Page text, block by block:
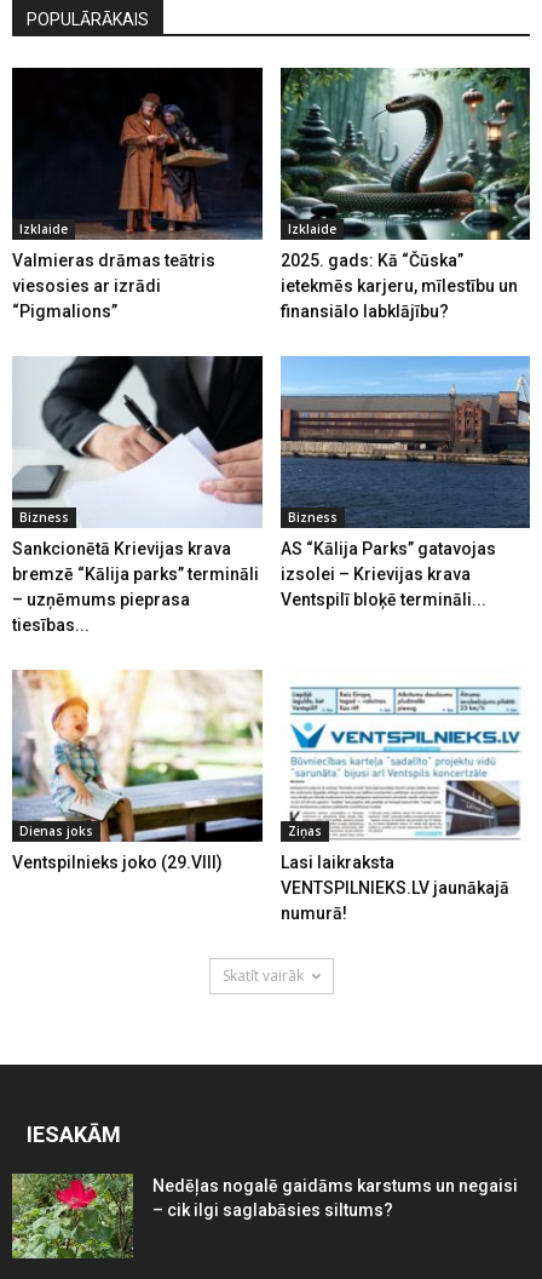
POPULĀRĀKAIS
Izklaide
Valmieras drāmas teātris
viesosies ar izrādi
“Pigmalions”
Izklaide
2025. gads: Kā “Čūska”
ietekmēs karjeru, mīlestību un
finansiālo labklājību?
Bizness
Sankcionētā Krievijas krava
bremzē “Kālija parks” termināli
– uzņēmums pieprasa
tiesības...
Bizness
AS “Kālija Parks” gatavojas
izsolei – Krievijas krava
Ventspilī bloķē termināli...
Dienas joks
Ventspilnieks joko (29.VIII)
Ziņas
Lasi laikraksta
VENTSPILNIEKS.LV jaunākajā
numurā!
Skatīt vairāk
IESAKĀM
Nedēļas nogalē gaidāms karstums un negaisi
– cik ilgi saglabāsies siltums?